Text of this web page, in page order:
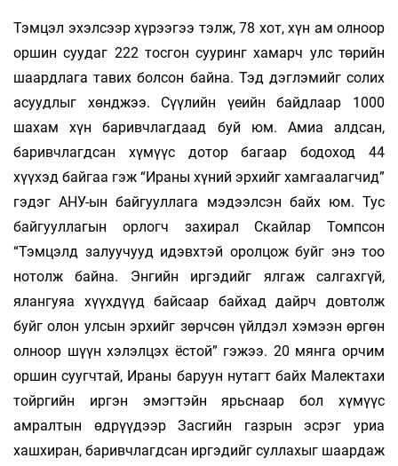
Тэмцэл эхэлсээр хүрээгээ тэлж, 78 хот, хүн ам олноор
оршин суудаг 222 тосгон сууринг хамарч улс төрийн
шаардлага тавих болсон байна. Тэд дэглэмийг солих
асуудлыг хөнджээ. Сүүлийн үеийн байдлаар 1000
шахам хүн баривчлагдаад буй юм. Амиа алдсан,
баривчлагдсан хүмүүс дотор багаар бодоход 44
хүүхэд байгаа гэж “Ираны хүний эрхийг хамгаалагчид”
гэдэг АНУ-ын байгууллага мэдээлсэн байх юм. Тус
байгууллагын орлогч захирал Скайлар Томпсон
“Тэмцэлд залуучууд идэвхтэй оролцож буйг энэ тоо
нотолж байна. Энгийн иргэдийг ялгаж салгахгүй,
ялангуяа хүүхдүүд байсаар байхад дайрч довтолж
буйг олон улсын эрхийг зөрчсөн үйлдэл хэмээн өргөн
олноор шүүн хэлэлцэх ёстой” гэжээ. 20 мянга орчим
оршин суугчтай, Ираны баруун нутагт байх Малектахи
тойргийн иргэн эмэгтэйн ярьснаар бол хүмүүс
амралтын өдрүүдээр Засгийн газрын эсрэг уриа
хашхиран, баривчлагдсан иргэдийг суллахыг шаардаж